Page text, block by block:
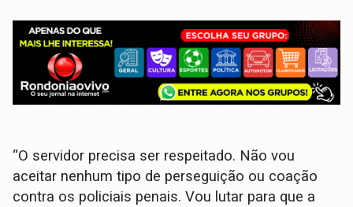
“O servidor precisa ser respeitado. Não vou
aceitar nenhum tipo de perseguição ou coação
contra os policiais penais. Vou lutar para que a